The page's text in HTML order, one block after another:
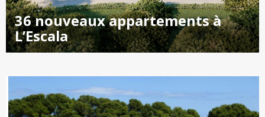
36 nouveaux appartements à
L’Escala